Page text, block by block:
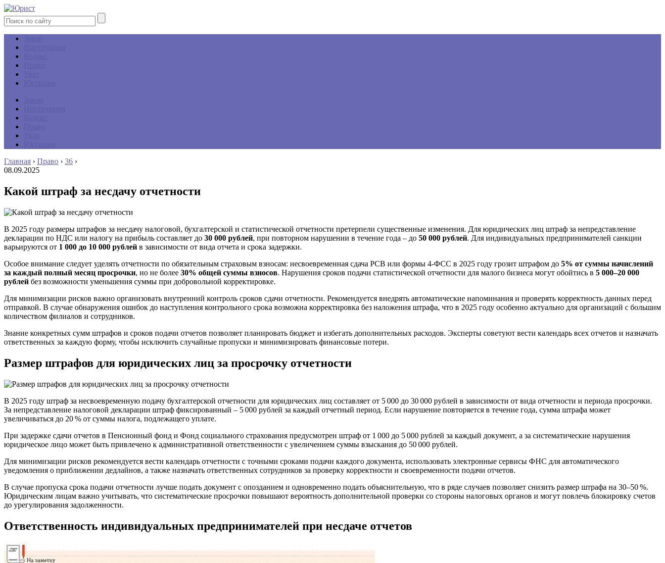
Главная › Право › 36 ›
08.09.2025
Какой штраф за несдачу отчетности
В 2025 году размеры штрафов за несдачу налоговой, бухгалтерской и статистической отчетности претерпели существенные изменения. Для юридических лиц штраф за непредставление
декларации по НДС или налогу на прибыль составляет до 30 000 рублей, при повторном нарушении в течение года – до 50 000 рублей. Для индивидуальных предпринимателей санкции
варьируются от 1 000 до 10 000 рублей в зависимости от вида отчета и срока задержки.
Особое внимание следует уделять отчетности по обязательным страховым взносам: несвоевременная сдача РСВ или формы 4-ФСС в 2025 году грозит штрафом до 5% от суммы начислений
за каждый полный месяц просрочки, но не более 30% общей суммы взносов. Нарушения сроков подачи статистической отчетности для малого бизнеса могут обойтись в 5 000–20 000
рублей без возможности уменьшения суммы при добровольной корректировке.
Для минимизации рисков важно организовать внутренний контроль сроков сдачи отчетности. Рекомендуется внедрять автоматические напоминания и проверять корректность данных перед
отправкой. В случае обнаружения ошибок до наступления контрольного срока возможна корректировка без наложения штрафа, что в 2025 году особенно актуально для организаций с большим
количеством филиалов и сотрудников.
Знание конкретных сумм штрафов и сроков подачи отчетов позволяет планировать бюджет и избегать дополнительных расходов. Эксперты советуют вести календарь всех отчетов и назначать
ответственных за каждую форму, чтобы исключить случайные пропуски и минимизировать финансовые потери.
Размер штрафов для юридических лиц за просрочку отчетности
В 2025 году штраф за несвоевременную подачу бухгалтерской отчетности для юридических лиц составляет от 5 000 до 30 000 рублей в зависимости от вида отчетности и периода просрочки.
За непредставление налоговой декларации штраф фиксированный – 5 000 рублей за каждый отчетный период. Если нарушение повторяется в течение года, сумма штрафа может
увеличиваться до 20 % от суммы налога, подлежащего уплате.
При задержке сдачи отчетов в Пенсионный фонд и Фонд социального страхования предусмотрен штраф от 1 000 до 5 000 рублей за каждый документ, а за систематические нарушения
юридическое лицо может быть привлечено к административной ответственности с увеличением суммы взыскания до 50 000 рублей.
Для минимизации рисков рекомендуется вести календарь отчетности с точными сроками подачи каждого документа, использовать электронные сервисы ФНС для автоматического
уведомления о приближении дедлайнов, а также назначать ответственных сотрудников за проверку корректности и своевременности подачи отчетов.
В случае пропуска срока подачи отчетности лучше подать документ с опозданием и одновременно подать объяснительную, что в ряде случаев позволяет снизить размер штрафа на 30–50 %.
Юридическим лицам важно учитывать, что систематические просрочки повышают вероятность дополнительной проверки со стороны налоговых органов и могут повлечь блокировку счетов
до урегулирования задолженности.
Ответственность индивидуальных предпринимателей при несдаче отчетов